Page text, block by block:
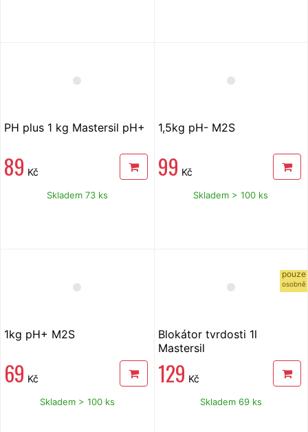
PH plus 1 kg Mastersil pH+
89 Kč
Skladem 73 ks
1,5kg pH- M2S
99 Kč
Skladem > 100 ks
1kg pH+ M2S
69 Kč
Skladem > 100 ks
pouze
osobně
Blokátor tvrdosti 1l
Mastersil
129 Kč
Skladem 69 ks